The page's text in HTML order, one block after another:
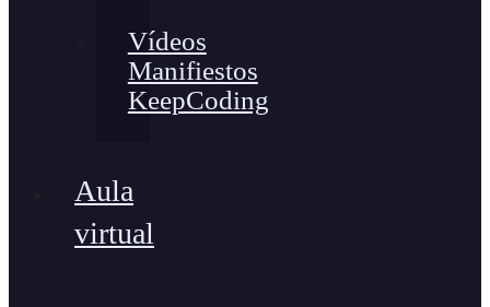
Vídeos
Manifiestos
KeepCoding
Aula
virtual